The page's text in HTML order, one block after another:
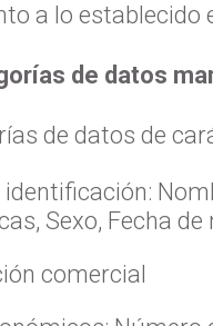
a lo establecido
de datos
de datos de
identificación:
Sexo, Fecha
comercial